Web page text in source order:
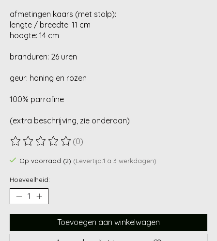
afmetingen kaars (met stolp):
lengte / breedte: 11 cm
hoogte: 14 cm
branduren: 26 uren
geur: honing en rozen
100% parrafine
(extra beschrijving, zie onderaan)
De beoordeling van dit product is
(0)
Op voorraad (2) (Levertijd:1 à 3 werkdagen)
Hoeveelheid:
Toevoegen aan winkelwagen